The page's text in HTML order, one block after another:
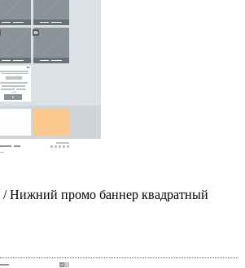
/ Нижний промо баннер квадратный